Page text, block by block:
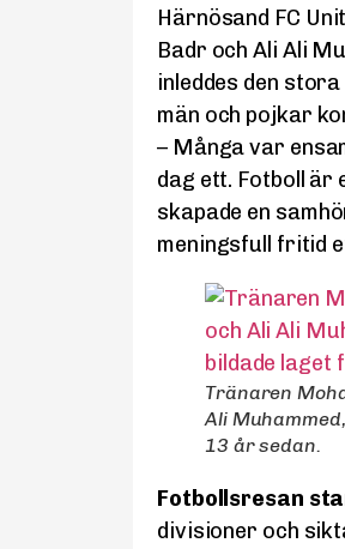
Härnösand FC
Badr och Ali Ali
inleddes den
män och pojkar
– Många var
dag ett. Fotboll är
skapade en
meningsfull fritid
Tränaren
Ali
13 år sedan.
Fotbollsresan
divisioner och